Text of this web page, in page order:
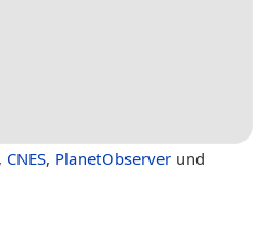
, CNES, PlanetObserver und